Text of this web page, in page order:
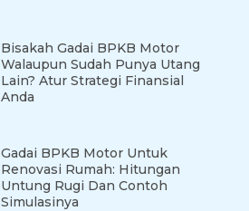
Bisakah Gadai BPKB Motor
Walaupun Sudah Punya Utang
Lain? Atur Strategi Finansial
Anda
Gadai BPKB Motor Untuk
Renovasi Rumah: Hitungan
Untung Rugi Dan Contoh
Simulasinya